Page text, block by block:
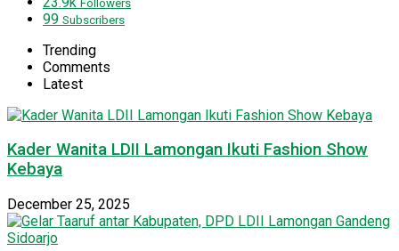
Followers
99 Subscribers
Trending
Comments
Latest
Kader Wanita LDII Lamongan Ikuti Fashion Show
Kebaya
December 25, 2025